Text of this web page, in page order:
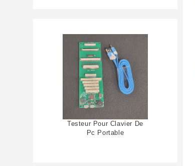
Testeur Pour Clavier De
Pc Portable